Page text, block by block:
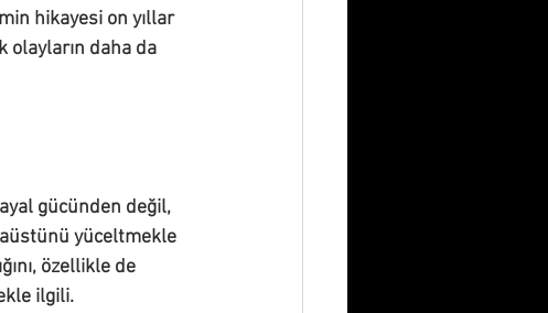
hikayesi on yıllar
olayların daha da
gücünden değil,
yüceltmekle
özellikle de
ilgili.